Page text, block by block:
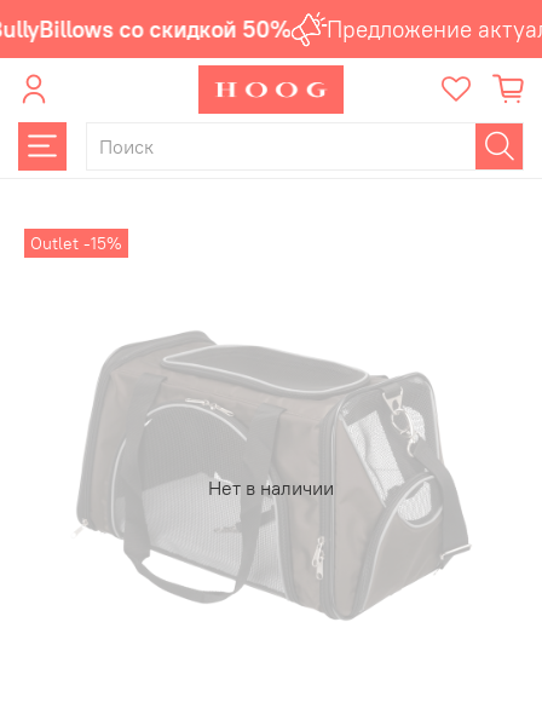
со скидкой 50% Предложение
Нет в наличии
Outlet -15%